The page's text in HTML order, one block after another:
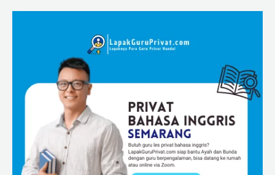
through
LapakGuruPrivat.com